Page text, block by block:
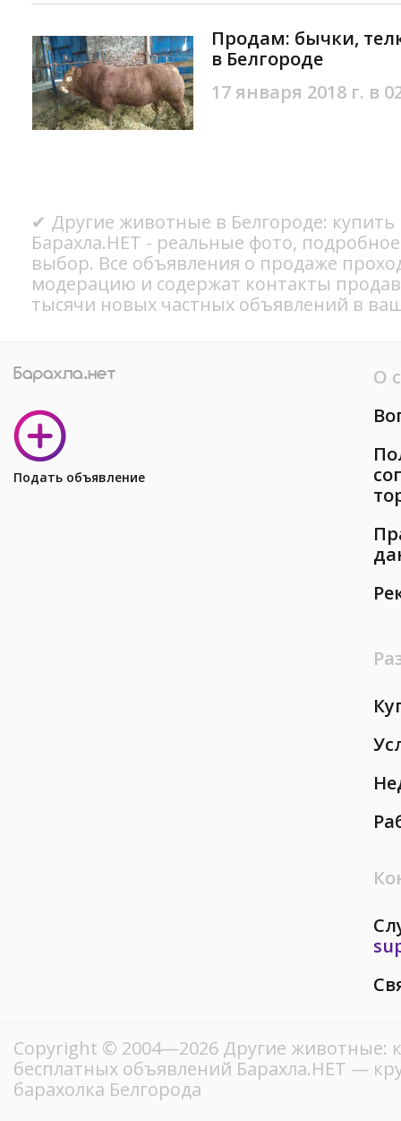
Продам: бычки,
в Белгороде
17 января 2018 г. в
✔ Другие животные в Белгороде:
Барахла.НЕТ - реальные фото,
выбор. Все объявления о продаже
модерацию и содержат контакты
тысячи новых частных объявлений в
Подать объявление
О
Copyright © 2004—2026 Другие животные:
бесплатных объявлений Барахла.НЕТ —
барахолка Белгорода